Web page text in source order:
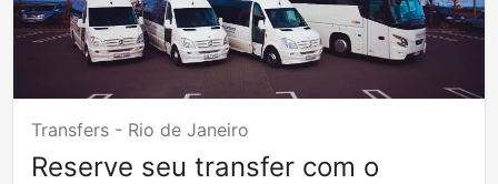
Transfers - Rio de Janeiro
Reserve seu transfer com o